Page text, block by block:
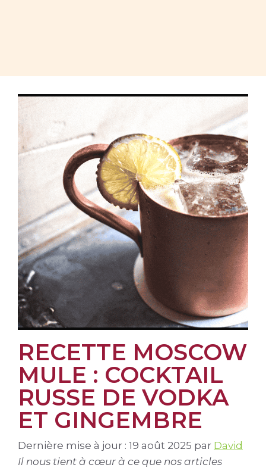
RECETTE MOSCOW
MULE : COCKTAIL
RUSSE DE VODKA
ET GINGEMBRE
Dernière mise à jour : 19 août 2025 par David
Il nous tient à cœur à ce que nos articles